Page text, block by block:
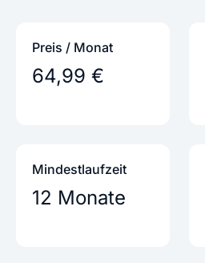
Preis / Monat
64,99 €
Mindestlaufzeit
12 Monate